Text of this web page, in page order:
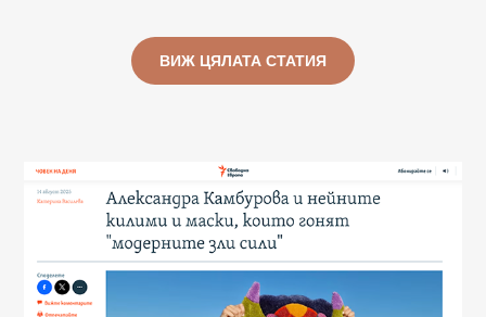
ВИЖ ЦЯЛАТА СТАТИЯ